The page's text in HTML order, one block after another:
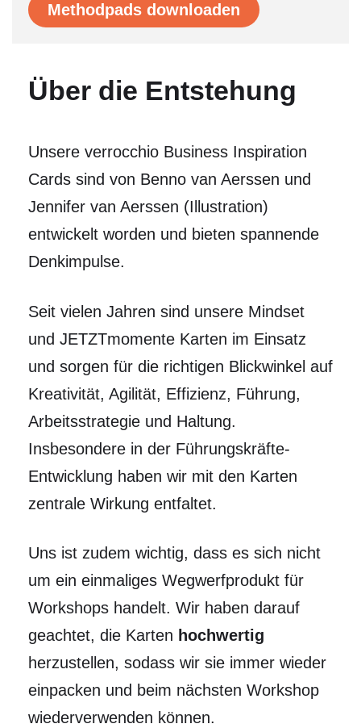
Methodpads downloaden
Über die Entstehung
Unsere verrocchio Business Inspiration
Cards sind von Benno van Aerssen und
Jennifer van Aerssen (Illustration)
entwickelt worden und bieten spannende
Denkimpulse.
Seit vielen Jahren sind unsere Mindset
und JETZTmomente Karten im Einsatz
und sorgen für die richtigen Blickwinkel auf
Kreativität, Agilität, Effizienz, Führung,
Arbeitsstrategie und Haltung.
Insbesondere in der Führungskräfte-
Entwicklung haben wir mit den Karten
zentrale Wirkung entfaltet.
Uns ist zudem wichtig, dass es sich nicht
um ein einmaliges Wegwerfprodukt für
Workshops handelt. Wir haben darauf
geachtet, die Karten hochwertig
herzustellen, sodass wir sie immer wieder
einpacken und beim nächsten Workshop
wiederverwenden können.